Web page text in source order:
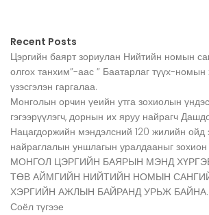
Recent Posts
Цэргийн баярт зориулан Нийтийн номын
олгох танхим”-аас ” Баатарлаг түүх-
үзэсгэлэн гаргалаа.
Монголын орчин үеийн утга зохиолын
гэгээрүүлэгч, дорнын их яруу найрагч
Нацагдоржийн мэндэлсний 120 жилийн ойд
найраглалын уншлагын уралдааныг зохион
МОНГОЛ ЦЭРГИЙН БАЯРЫН МЭНД
ТӨВ АЙМГИЙН НИЙТИЙН НОМЫН
ХЭРГИЙН АЖЛЫН БАЙРАНД УРЬЖ БАЙНА.
Соёл түгээе